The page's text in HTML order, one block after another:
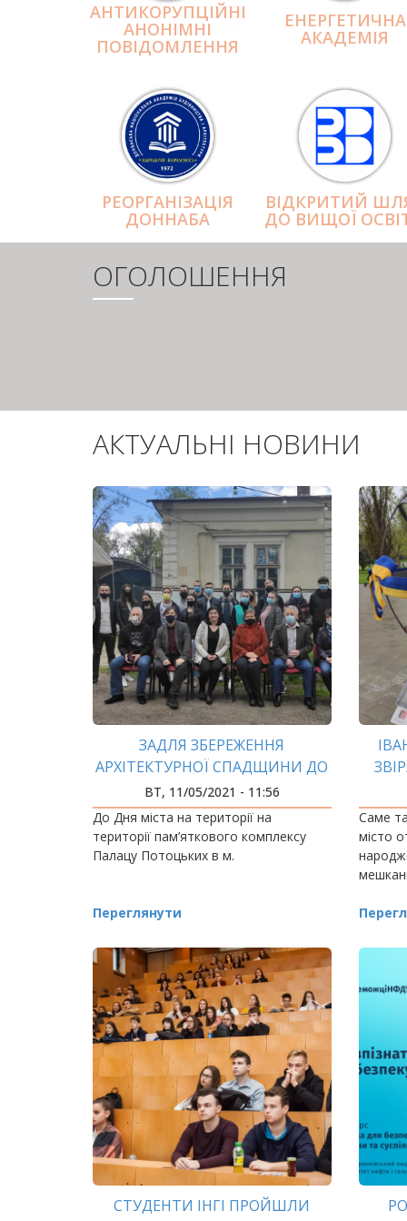
АНТИКОРУПЦІЙНІ
АНОНІМНІ
ПОВІДОМЛЕННЯ
ЕНЕРГЕТИЧНА
АКАДЕМІЯ
РЕОРГАНІЗАЦІЯ
ДОННАБА
ВІДКРИТИЙ
ДО ВИЩОЇ
ОГОЛОШЕННЯ
АКТУАЛЬНІ НОВИНИ
ЗАДЛЯ ЗБЕРЕЖЕННЯ
АРХІТЕКТУРНОЇ СПАДЩИНИ ДО
ДНЯ МІСТА АРХІТЕКТОРИ
ІФНТУНГ ВІДКРИЛИ ВИСТАВКУ
АРХІТЕКТУРНИХ ПРОЄКТІВ
ВТ, 11/05/2021 - 11:56
До Дня міста на території на
території пам’яткового комплексу
Палацу Потоцьких в м.
Переглянути
Саме
місто
СТУДЕНТИ ІНГІ ПРОЙШЛИ